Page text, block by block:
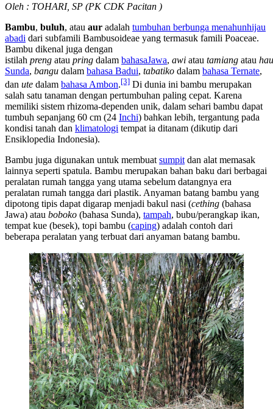
Oleh : TOHARI, SP (PK CDK Pacitan )
Bambu, buluh, atau aur adalah tumbuhan berbunga menahunhijau
abadi dari subfamili Bambusoideae yang termasuk famili Poaceae.
Bambu dikenal juga dengan
istilah preng atau pring dalam bahasaJawa, awi atau tamiang atau
Sunda, bangu dalam bahasa Badui, tabatiko dalam bahasa Ternate,
dan ute dalam bahasa Ambon.[3] Di dunia ini bambu merupakan
salah satu tanaman dengan pertumbuhan paling cepat. Karena
memiliki sistem rhizoma-dependen unik, dalam sehari bambu dapat
tumbuh sepanjang 60 cm (24 Inchi) bahkan lebih, tergantung pada
kondisi tanah dan klimatologi tempat ia ditanam (dikutip dari
Ensiklopedia Indonesia).
Bambu juga digunakan untuk membuat sumpit dan alat memasak
lainnya seperti spatula. Bambu merupakan bahan baku dari berbagai
peralatan rumah tangga yang utama sebelum datangnya era
peralatan rumah tangga dari plastik. Anyaman batang bambu yang
dipotong tipis dapat digarap menjadi bakul nasi (cething (bahasa
Jawa) atau boboko (bahasa Sunda), tampah, bubu/perangkap ikan,
tempat kue (besek), topi bambu (caping) adalah contoh dari
beberapa peralatan yang terbuat dari anyaman batang bambu.